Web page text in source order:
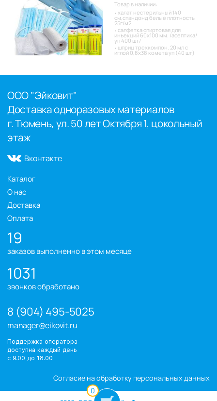
Товар в наличии:
халат нестерильный 140
см,спандонд белые плотность
25г/м2
салфетка спиртовая для
инъекций 60х100 мм. /асептика/
уп 400 шт/
шприц трехкомпон. 20 мл с
иглой 0,8х38 комета уп (40 шт)
ООО "Эйковит"
Доставка одноразовых материалов
г. Тюмень, ул. 50 лет Октября 1, цокольный
этаж
Вконтакте
Каталог
О нас
Доставка
Оплата
19
заказов выполненно в этом месяце
1031
звонков обработано
8 (904) 495-5025
manager@eikovit.ru
Поддержка оператора
доступна каждый день
с 9.00 до 18.00
Согласие на обработку персональных данных
0